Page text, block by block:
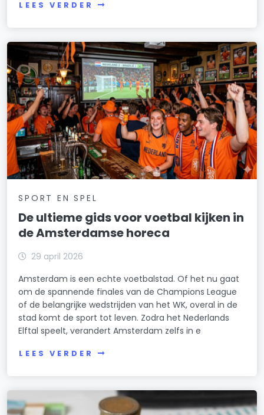
LEES VERDER
SPORT EN SPEL
De ultieme gids voor voetbal kijken in
de Amsterdamse horeca
29 april 2026
Amsterdam is een echte voetbalstad. Of het nu gaat
om de spannende finales van de Champions League
of de belangrijke wedstrijden van het WK, overal in de
stad komt de sport tot leven. Zodra het Nederlands
Elftal speelt, verandert Amsterdam zelfs in e
LEES VERDER